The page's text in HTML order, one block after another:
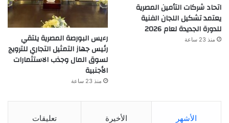
اتحاد شركات التأمين المصرية
يعتمد تشكيل اللجان الفنية
للدورة الجديدة لعام 2026
منذ 23 ساعة
رءيس البورصة المصرية يلتقي
رئيس جهاز التمثيل التجاري للترويج
لسوق المال وجذب الاستثمارات
الأجنبية
منذ 23 ساعة
الأشهر الأخيرة تعليقات